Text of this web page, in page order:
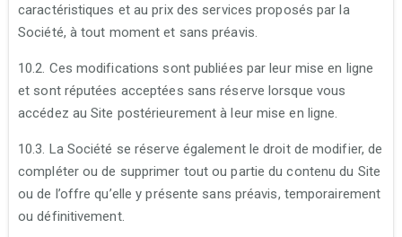
caractéristiques et au prix des services proposés par la
Société, à tout moment et sans préavis.
10.2. Ces modifications sont publiées par leur mise en ligne
et sont réputées acceptées sans réserve lorsque vous
accédez au Site postérieurement à leur mise en ligne.
10.3. La Société se réserve également le droit de modifier, de
compléter ou de supprimer tout ou partie du contenu du Site
ou de l’offre qu’elle y présente sans préavis, temporairement
ou définitivement.